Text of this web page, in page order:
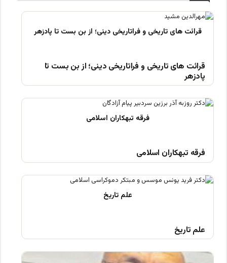
قرائت های تاریخی و فراتاریخی دینی؛ از بن بست تا
پادزهر
فرقه تبهکاران اسلامی
علم تاریخ